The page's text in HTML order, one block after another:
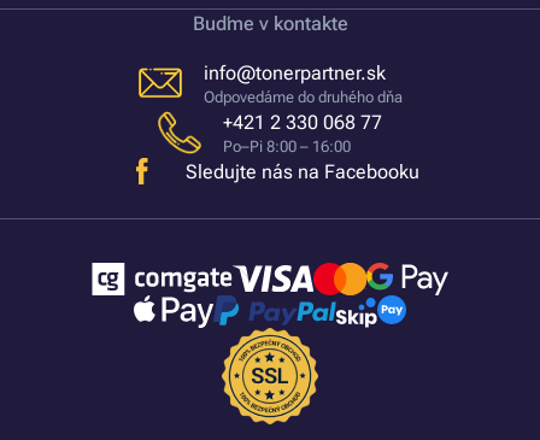
Buďme v kontakte
info@tonerpartner.sk
Odpovedáme do druhého dňa
+421 2 330 068 77
Po–Pi 8:00 – 16:00
Sledujte nás na Facebooku